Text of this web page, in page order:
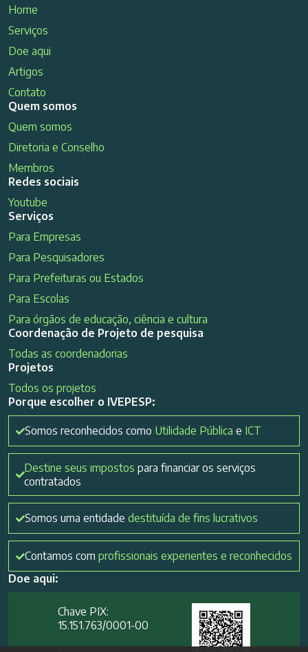
Home
Serviços
Doe aqui
Artigos
Contato
Quem somos
Quem somos
Diretoria e Conselho
Membros
Redes sociais
Youtube
Serviços
Para Empresas
Para Pesquisadores
Para Prefeituras ou Estados
Para Escolas
Para órgãos de educação, ciência e cultura
Coordenação de Projeto de pesquisa
Todas as coordenadorias
Projetos
Todos os projetos
Porque escolher o IVEPESP:
Somos reconhecidos como Utilidade Pública e ICT
Destine seus impostos para financiar os serviços
contratados
Somos uma entidade destituída de fins lucrativos
Contamos com profissionais experientes e reconhecidos
Doe aqui:
Chave PIX:
15.151.763/0001-00​